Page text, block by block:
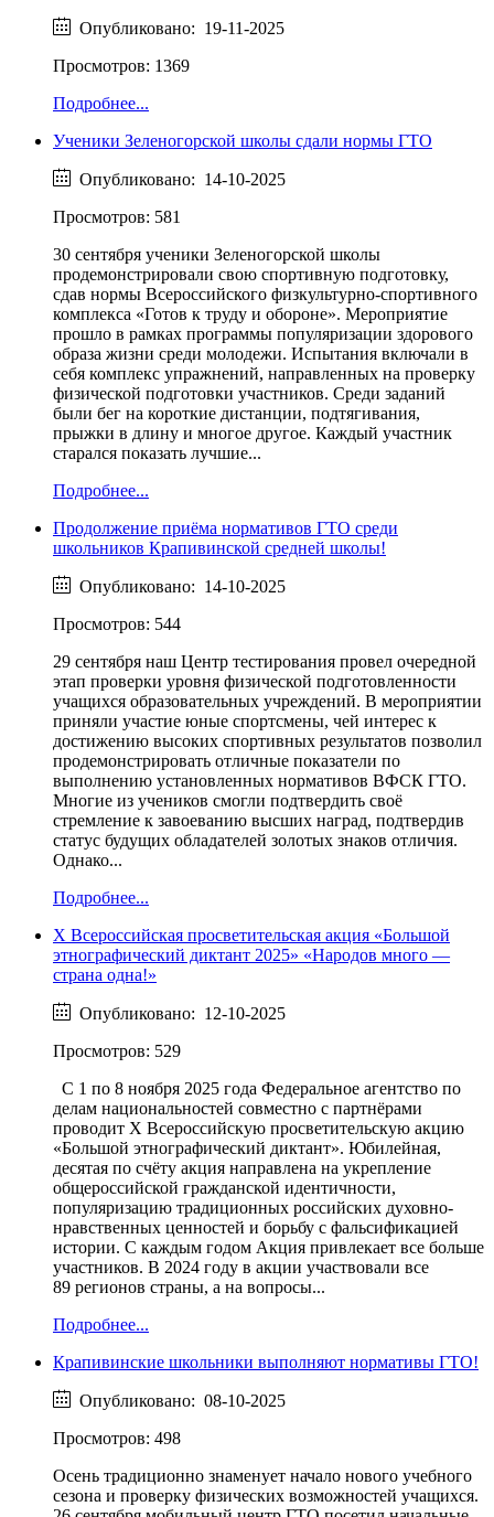
Опубликовано: 19-11-2025
Просмотров: 1369
Подробнее...
Ученики Зеленогорской школы сдали нормы ГТО
Опубликовано: 14-10-2025
Просмотров: 581
30 сентября ученики Зеленогорской школы
продемонстрировали свою спортивную подготовку,
сдав нормы Всероссийского физкультурно-спортивного
комплекса «Готов к труду и обороне». Мероприятие
прошло в рамках программы популяризации здорового
образа жизни среди молодежи. Испытания включали в
себя комплекс упражнений, направленных на проверку
физической подготовки участников. Среди заданий
были бег на короткие дистанции, подтягивания,
прыжки в длину и многое другое. Каждый участник
старался показать лучшие...
Подробнее...
Продолжение приёма нормативов ГТО среди
школьников Крапивинской средней школы!
Опубликовано: 14-10-2025
Просмотров: 544
29 сентября наш Центр тестирования провел очередной
этап проверки уровня физической подготовленности
учащихся образовательных учреждений. В мероприятии
приняли участие юные спортсмены, чей интерес к
достижению высоких спортивных результатов позволил
продемонстрировать отличные показатели по
выполнению установленных нормативов ВФСК ГТО.
Многие из учеников смогли подтвердить своё
стремление к завоеванию высших наград, подтвердив
статус будущих обладателей золотых знаков отличия.
Однако...
Подробнее...
X Всероссийская просветительская акция «Большой
этнографический диктант 2025» «Народов много —
страна одна!»
Опубликовано: 12-10-2025
Просмотров: 529
С 1 по 8 ноября 2025 года Федеральное агентство по
делам национальностей совместно с партнёрами
проводит X Всероссийскую просветительскую акцию
«Большой этнографический диктант». Юбилейная,
десятая по счёту акция направлена на укрепление
общероссийской гражданской идентичности,
популяризацию традиционных российских духовно-
нравственных ценностей и борьбу с фальсификацией
истории. С каждым годом Акция привлекает все больше
участников. В 2024 году в акции участвовали все
89 регионов страны, а на вопросы...
Подробнее...
Крапивинские школьники выполняют нормативы ГТО!
Опубликовано: 08-10-2025
Просмотров: 498
Осень традиционно знаменует начало нового учебного
сезона и проверку физических возможностей учащихся.